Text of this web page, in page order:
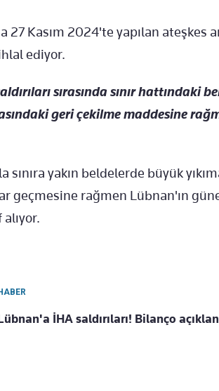
27 Kasım 2024'te yapılan ateşkes
ediyor.
sırasında sınır hattındaki
geri çekilme maddesine
sınıra yakın beldelerde büyük
geçmesine rağmen Lübnan'ın
İHA saldırıları! Bilanço